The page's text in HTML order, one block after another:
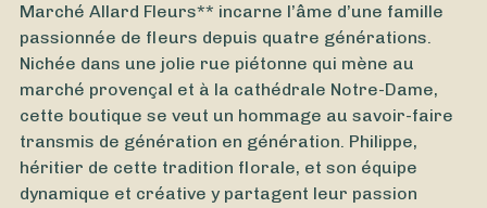
Marché Allard Fleurs** incarne l’âme d’une famille
passionnée de fleurs depuis quatre générations.
Nichée dans une jolie rue piétonne qui mène au
marché provençal et à la cathédrale Notre-Dame,
cette boutique se veut un hommage au savoir-faire
transmis de génération en génération. Philippe,
héritier de cette tradition florale, et son équipe
dynamique et créative y partagent leur passion